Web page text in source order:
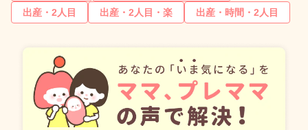
出産・2人目
出産・2人目・楽 出産・時間・2人目